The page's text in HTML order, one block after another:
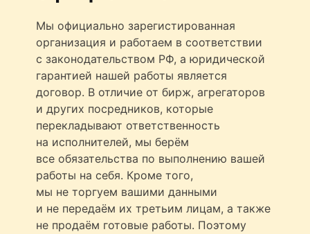
Мы официально зарегистированная
организация и работаем в соответствии
с законодательством РФ, а юридической
гарантией нашей работы является
договор. В отличие от бирж, агрегаторов
и других посредников, которые
перекладывают ответственность
на исполнителей, мы берём
все обязательства по выполнению вашей
работы на себя. Кроме того,
мы не торгуем вашими данными
и не передаём их третьим лицам, а также
не продаём готовые работы. Поэтому